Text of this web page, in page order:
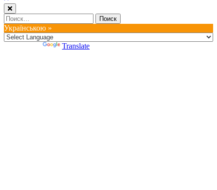
Найти:
Українською »
Translate